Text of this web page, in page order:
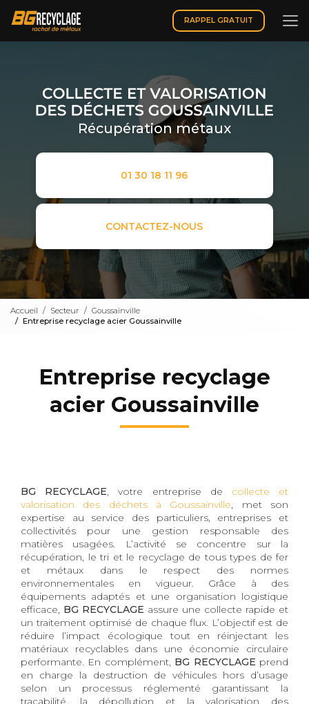
contenu
principal
RAPPEL GRATUIT
Récupération métaux
01 30 18 11 96
CONTACTEZ-NOUS
Accueil Secteur
Goussainville
Entreprise recyclage acier Goussainville
Entreprise recyclage
acier Goussainville
BG RECYCLAGE, votre entreprise de collecte et
valorisation des déchets à Goussainville, met son
expertise au service des particuliers, entreprises et
collectivités pour une gestion responsable des
matières usagées. L’activité se concentre sur la
récupération, le tri et le recyclage de tous types de fer
et métaux dans le respect des normes
environnementales en vigueur. Grâce à des
équipements adaptés et une organisation logistique
efficace, BG RECYCLAGE assure une collecte rapide et
un traitement optimisé de chaque flux. L’objectif est de
réduire l’impact écologique tout en réinjectant les
matériaux recyclables dans une économie circulaire
performante. En complément, BG RECYCLAGE prend
en charge la destruction de véhicules hors d’usage
selon un processus réglementé garantissant la
traçabilité, la dépollution et la valorisation des